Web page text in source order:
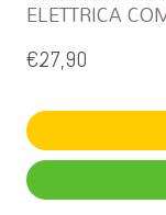
ELETTRICA
€27,90